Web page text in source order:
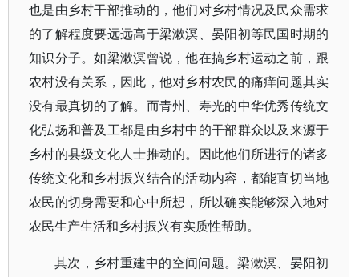
也是由乡村干部推动的，他们对乡村情况及民众需求
的了解程度要远远高于梁漱溟、晏阳初等民国时期的
知识分子。如梁漱溟曾说，他在搞乡村运动之前，跟
农村没有关系，因此，他对乡村农民的痛痒问题其实
没有最真切的了解。而青州、寿光的中华优秀传统文
化弘扬和普及工都是由乡村中的干部群众以及来源于
乡村的县级文化人士推动的。因此他们所进行的诸多
传统文化和乡村振兴结合的活动内容，都能直切当地
农民的切身需要和心中所想，所以确实能够深入地对
农民生产生活和乡村振兴有实质性帮助。
其次，乡村重建中的空间问题。梁漱溟、晏阳初